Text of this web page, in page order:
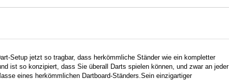
Setup jetzt so tragbar, dass herkömmliche Ständer wie ein kompletter
ist so konzipiert, dass Sie überall Darts spielen können, und zwar an jeder
eines herkömmlichen Dartboard-Ständers. Sein einzigartiger